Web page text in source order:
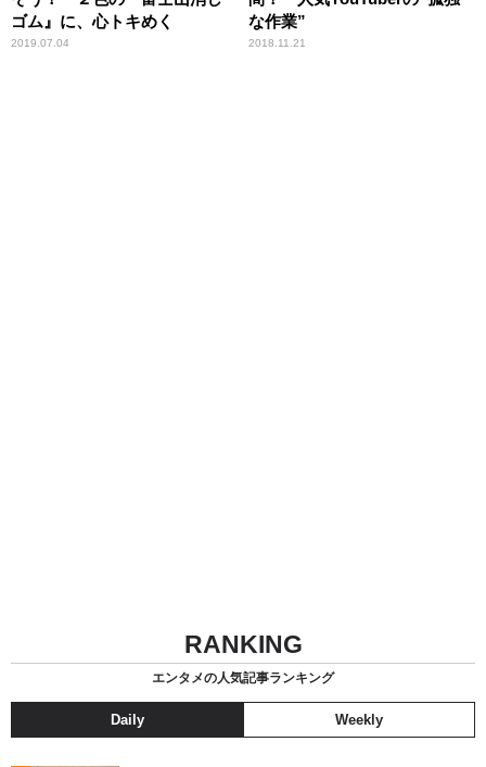
ゴム』に、心トキめく
2019.07.04
な作業”
2018.11.21
RANKING
エンタメの人気記事ランキング
Daily Weekly